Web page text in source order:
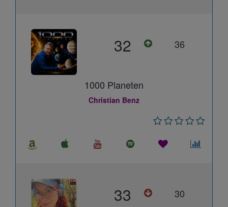
32 36
1000 Planeten
Christian Benz
33 30